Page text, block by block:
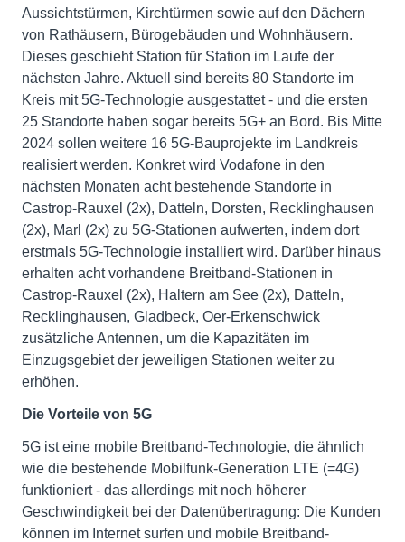
Aussichtstürmen, Kirchtürmen sowie auf den Dächern
von Rathäusern, Bürogebäuden und Wohnhäusern.
Dieses geschieht Station für Station im Laufe der
nächsten Jahre. Aktuell sind bereits 80 Standorte im
Kreis mit 5G-Technologie ausgestattet - und die ersten
25 Standorte haben sogar bereits 5G+ an Bord. Bis Mitte
2024 sollen weitere 16 5G-Bauprojekte im Landkreis
realisiert werden. Konkret wird Vodafone in den
nächsten Monaten acht bestehende Standorte in
Castrop-Rauxel (2x), Datteln, Dorsten, Recklinghausen
(2x), Marl (2x) zu 5G-Stationen aufwerten, indem dort
erstmals 5G-Technologie installiert wird. Darüber hinaus
erhalten acht vorhandene Breitband-Stationen in
Castrop-Rauxel (2x), Haltern am See (2x), Datteln,
Recklinghausen, Gladbeck, Oer-Erkenschwick
zusätzliche Antennen, um die Kapazitäten im
Einzugsgebiet der jeweiligen Stationen weiter zu
erhöhen.
Die Vorteile von 5G
5G ist eine mobile Breitband-Technologie, die ähnlich
wie die bestehende Mobilfunk-Generation LTE (=4G)
funktioniert - das allerdings mit noch höherer
Geschwindigkeit bei der Datenübertragung: Die Kunden
können im Internet surfen und mobile Breitband-